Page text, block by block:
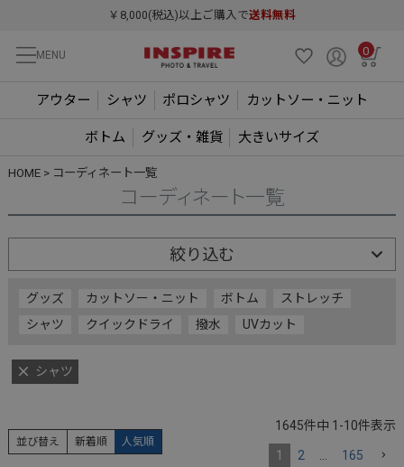
￥8,000(税込)以上ご購入で送料無料
MENU 0
アウター シャツ ポロシャツ カットソー・ニット
ボトム グッズ・雑貨 大きいサイズ
HOME コーディネート一覧
コーディネート一覧
絞り込む
グッズ カットソー・ニット ボトム
ストレッチ
シャツ
クイックドライ 撥水 UVカット
シャツ
並び替え 新着順 人気順
1645件中 1 -10件表示
1 2 165